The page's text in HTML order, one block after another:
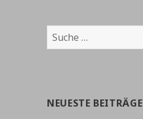
Suche
nach:
NEUESTE BEITRÄGE